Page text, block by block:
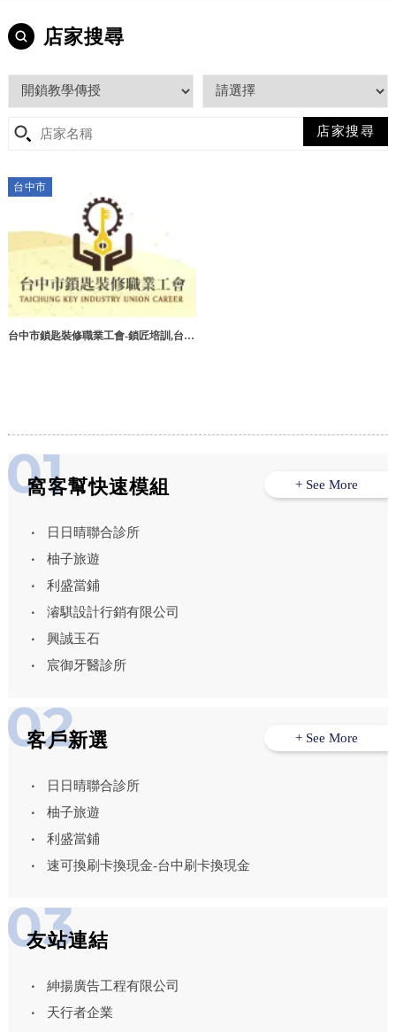
店家搜尋
台中市
台中市鎖匙裝修職業工會-鎖匠培訓,台中
窩客幫快速模組
日日晴聯合診所
柚子旅遊
利盛當鋪
濬騏設計行銷有限公司
興誠玉石
宸御牙醫診所
+ See More
客戶新選
日日晴聯合診所
柚子旅遊
利盛當鋪
速可換刷卡換現金-台中刷卡換現金
+ See More
友站連結
紳揚廣告工程有限公司
天行者企業